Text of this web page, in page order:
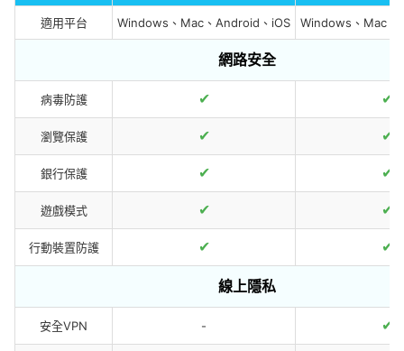
適用平台 Windows、Mac、Android、iOS Windows、Mac、
網路安全
病毒防護 ✔ ✔
瀏覽保護 ✔ ✔
銀行保護 ✔ ✔
遊戲模式 ✔ ✔
行動裝置防護 ✔ ✔
線上隱私
安全VPN - ✔